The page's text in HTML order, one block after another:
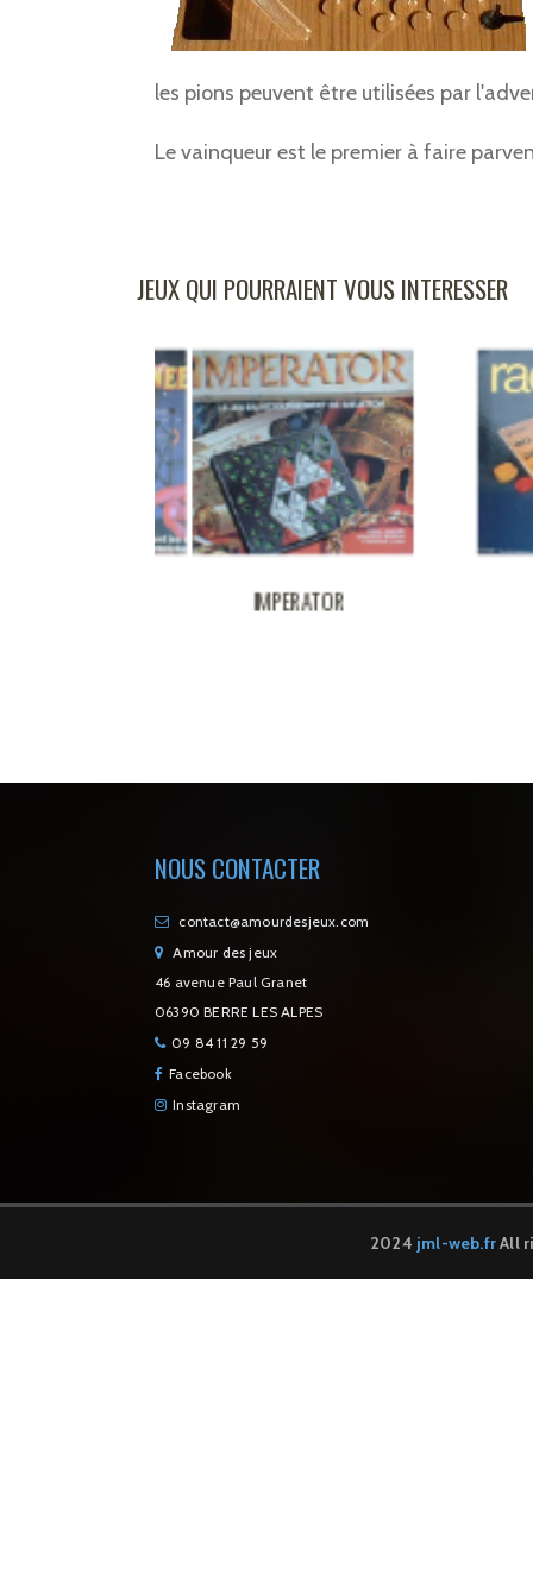
les pions peuvent être utilisées par
Le vainqueur est le premier à faire
JEUX QUI POURRAIENT VOUS INTERESSER
IMPERATOR
NOUS CONTACTER
contact@amourdesjeux.com
Amour des jeux
46 avenue Paul Granet
06390 BERRE LES ALPES
09 84 11 29 59
Facebook
Instagram
2024 jml-web.frAll